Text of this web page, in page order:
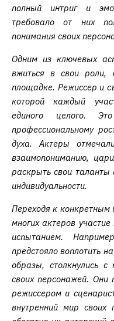
полный интриг и
требовало от них
понимания своих
Одним из ключевых
вжиться в свои роли,
площадке. Режиссер и
которой каждый
единого целого.
профессиональному
духа. Актеры
взаимопониманию,
раскрыть свои таланты
индивидуальности.
Переходя к конкретным
многих актеров
испытанием.
предстояло воплотить
образы, столкнулись с
своих персонажей. Они
режиссером и
внутренний мир своих